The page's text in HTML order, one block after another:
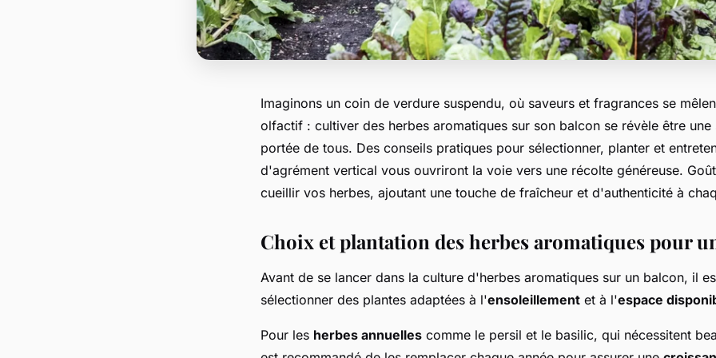
Imaginons un coin de verdure suspendu, où saveurs et fragrances se
olfactif : cultiver des herbes aromatiques sur son balcon se révèle être une
portée de tous. Des conseils pratiques pour sélectionner, planter et
d'agrément vertical vous ouvriront la voie vers une récolte généreuse.
cueillir vos herbes, ajoutant une touche de fraîcheur et d'authenticité à
Choix et plantation des herbes aromatiques pour
Avant de se lancer dans la culture d'herbes aromatiques sur un balcon, il
sélectionner des plantes adaptées à l'ensoleillement et à l'espace
Pour les herbes annuelles comme le persil et le basilic, qui nécessitent